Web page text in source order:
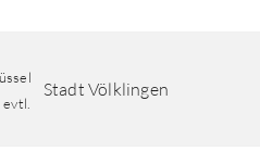
Stadt Völklingen